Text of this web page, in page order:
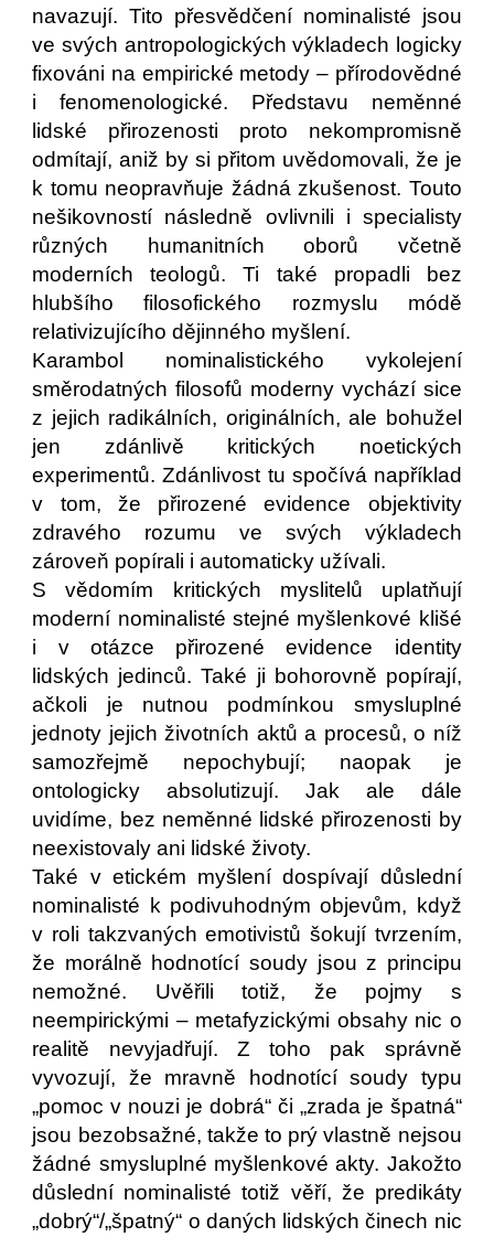
navazují. Tito přesvědčení nominalisté jsou
ve svých antropologických výkladech logicky
fixováni na empirické metody – přírodovědné
i fenomenologické. Představu neměnné
lidské přirozenosti proto nekompromisně
odmítají, aniž by si přitom uvědomovali, že je
k tomu neopravňuje žádná zkušenost. Touto
nešikovností následně ovlivnili i specialisty
různých humanitních oborů včetně
moderních teologů. Ti také propadli bez
hlubšího filosofického rozmyslu módě
relativizujícího dějinného myšlení.
Karambol nominalistického vykolejení
směrodatných filosofů moderny vychází sice
z jejich radikálních, originálních, ale bohužel
jen zdánlivě kritických noetických
experimentů. Zdánlivost tu spočívá například
v tom, že přirozené evidence objektivity
zdravého rozumu ve svých výkladech
zároveň popírali i automaticky užívali.
S vědomím kritických myslitelů uplatňují
moderní nominalisté stejné myšlenkové klišé
i v otázce přirozené evidence identity
lidských jedinců. Také ji bohorovně popírají,
ačkoli je nutnou podmínkou smysluplné
jednoty jejich životních aktů a procesů, o níž
samozřejmě nepochybují; naopak je
ontologicky absolutizují. Jak ale dále
uvidíme, bez neměnné lidské přirozenosti by
neexistovaly ani lidské životy.
Také v etickém myšlení dospívají důslední
nominalisté k podivuhodným objevům, když
v roli takzvaných emotivistů šokují tvrzením,
že morálně hodnotící soudy jsou z principu
nemožné. Uvěřili totiž, že pojmy s
neempirickými – metafyzickými obsahy nic o
realitě nevyjadřují. Z toho pak správně
vyvozují, že mravně hodnotící soudy typu
„pomoc v nouzi je dobrá“ či „zrada je špatná“
jsou bezobsažné, takže to prý vlastně nejsou
žádné smysluplné myšlenkové akty. Jakožto
důslední nominalisté totiž věří, že predikáty
„dobrý“/„špatný“ o daných lidských činech nic